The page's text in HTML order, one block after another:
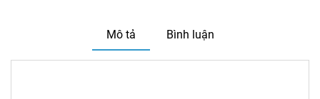
Mô tả Bình luận